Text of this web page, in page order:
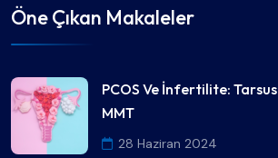
Öne Çıkan Makaleler
PCOS Ve İnfertilite: Tarsus
MMT
28 Haziran 2024